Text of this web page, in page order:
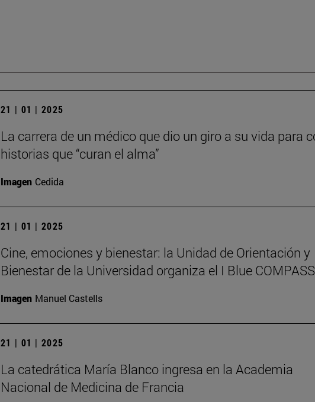
21 | 01 | 2025
La carrera de un médico que dio un giro a su vida para
historias que “curan el alma”
Imagen Cedida
21 | 01 | 2025
Cine, emociones y bienestar: la Unidad de Orientación y
Bienestar de la Universidad organiza el I Blue
Imagen Manuel Castells
21 | 01 | 2025
La catedrática María Blanco ingresa en la Academia
Nacional de Medicina de Francia